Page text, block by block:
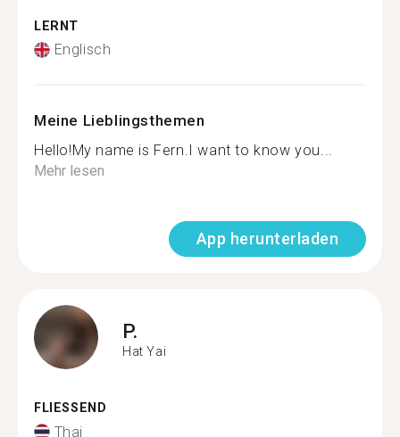
LERNT
Englisch
Meine Lieblingsthemen
Hello!My name is Fern.I want to know you...
Mehr lesen
App herunterladen
P.
Hat Yai
FLIESSEND
Thai